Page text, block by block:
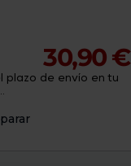
30,90 €
plazo de envío en tu